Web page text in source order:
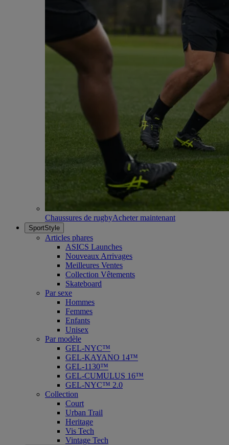
Chaussures de rugbyAcheter maintenant
SportStyle
Articles phares
ASICS Launches
Nouveaux Arrivages
Meilleures Ventes
Collection Vêtements
Skateboard
Par sexe
Hommes
Femmes
Enfants
Unisex
Par modèle
GEL-NYC™
GEL-KAYANO 14™
GEL-1130™
GEL-CUMULUS 16™
GEL-NYC™ 2.0
Collection
Court
Urban Trail
Heritage
Vis Tech
Vintage Tech